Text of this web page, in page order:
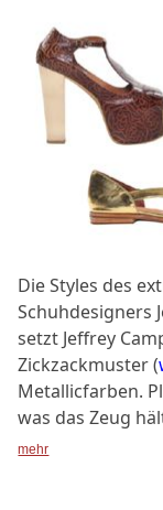
Die Styles des
Schuhdesigners
setzt Jeffrey
Zickzackmuster (
Metallicfarben.
was das Zeug
mehr